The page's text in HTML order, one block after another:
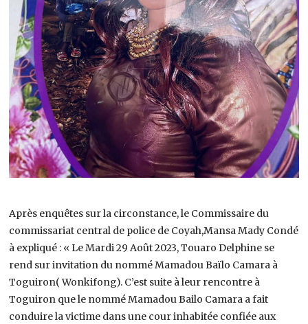
Après enquêtes sur la circonstance, le Commissaire du
commissariat central de police de Coyah,Mansa Mady Condé
à expliqué : « Le Mardi 29 Août 2023, Touaro Delphine se
rend sur invitation du nommé Mamadou Baïlo Camara à
Toguiron( Wonkifong). C’est suite à leur rencontre à
Toguiron que le nommé Mamadou Bailo Camara a fait
conduire la victime dans une cour inhabitée confiée aux